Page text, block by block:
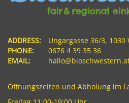
ADDRESS:
Ungargasse 36/3, 1030
PHONE:
0676 4 39 35 36
EMAIL:
Öffnungszeiten und Abholung im